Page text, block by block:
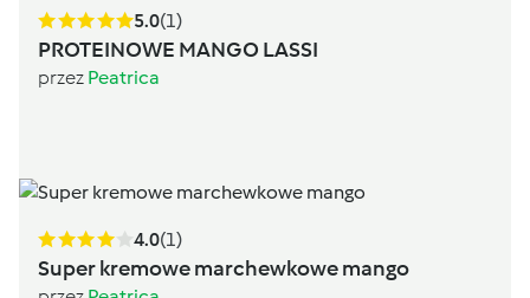
5.0(1)
PROTEINOWE MANGO LASSI
przez Peatrica
4.0(1)
Super kremowe marchewkowe mango